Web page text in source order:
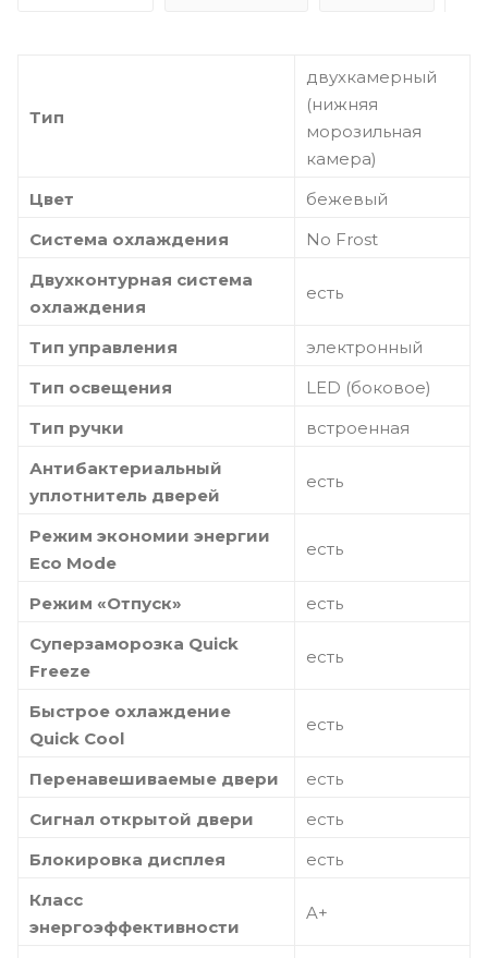
Тип
двухкамерный
(нижняя
морозильная
камера)
Цвет
бежевый
Система охлаждения
No Frost
Двухконтурная система
охлаждения
есть
Тип управления
электронный
Тип освещения
LED (боковое)
Тип ручки
встроенная
Антибактериальный
уплотнитель дверей
есть
Режим экономии энергии
Eco Mode
есть
Режим «Отпуск»
есть
Суперзаморозка Quick
Freeze
есть
Быстрое охлаждение
Quick Cool
есть
Перенавешиваемые двери
есть
Сигнал открытой двери
есть
Блокировка дисплея
есть
Класс
энергоэффективности
A+